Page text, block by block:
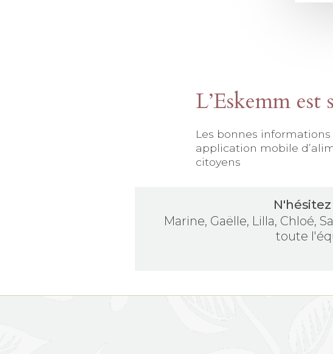
L’Eskemm
Les bonnes
application mobile
citoyens
Marine, Gaëlle, Lilla, Chloé,
toute